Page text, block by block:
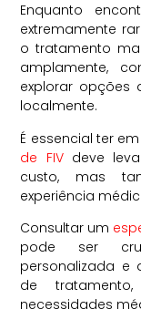
Enquanto
extremamente
o tratamento
amplamente,
explorar opções
localmente.
É essencial ter
de FIVdeve
custo, mas
experiência
Consultar um
pode ser
personalizada e
de
necessidades